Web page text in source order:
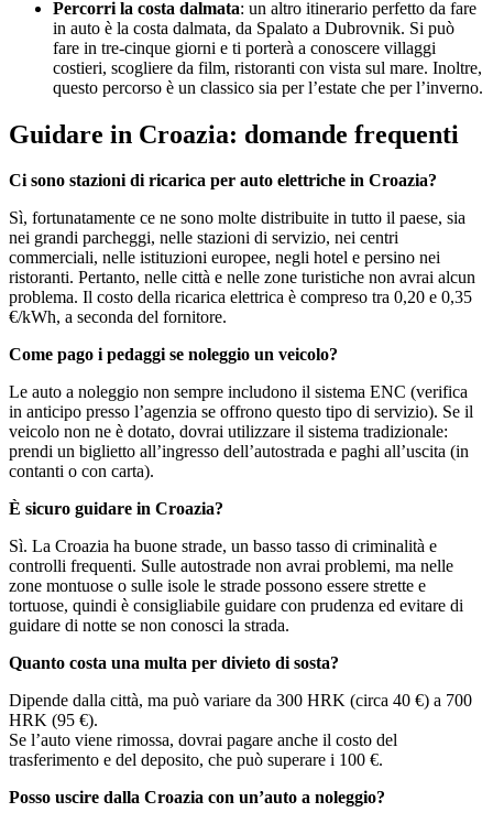
Percorri la costa dalmata: un altro itinerario perfetto da fare
in auto è la costa dalmata, da Spalato a Dubrovnik. Si può
fare in tre-cinque giorni e ti porterà a conoscere villaggi
costieri, scogliere da film, ristoranti con vista sul mare. Inoltre,
questo percorso è un classico sia per l’estate che per l’inverno.
Guidare in Croazia: domande frequenti
Ci sono stazioni di ricarica per auto elettriche in Croazia?
Sì, fortunatamente ce ne sono molte distribuite in tutto il paese, sia
nei grandi parcheggi, nelle stazioni di servizio, nei centri
commerciali, nelle istituzioni europee, negli hotel e persino nei
ristoranti. Pertanto, nelle città e nelle zone turistiche non avrai alcun
problema. Il costo della ricarica elettrica è compreso tra 0,20 e 0,35
€/kWh, a seconda del fornitore.
Come pago i pedaggi se noleggio un veicolo?
Le auto a noleggio non sempre includono il sistema ENC (verifica
in anticipo presso l’agenzia se offrono questo tipo di servizio). Se il
veicolo non ne è dotato, dovrai utilizzare il sistema tradizionale:
prendi un biglietto all’ingresso dell’autostrada e paghi all’uscita (in
contanti o con carta).
È sicuro guidare in Croazia?
Sì. La Croazia ha buone strade, un basso tasso di criminalità e
controlli frequenti. Sulle autostrade non avrai problemi, ma nelle
zone montuose o sulle isole le strade possono essere strette e
tortuose, quindi è consigliabile guidare con prudenza ed evitare di
guidare di notte se non conosci la strada.
Quanto costa una multa per divieto di sosta?
Dipende dalla città, ma può variare da 300 HRK (circa 40 €) a 700
HRK (95 €).
Se l’auto viene rimossa, dovrai pagare anche il costo del
trasferimento e del deposito, che può superare i 100 €.
Posso uscire dalla Croazia con un’auto a noleggio?